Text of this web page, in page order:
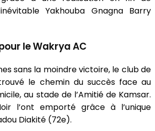
Yakhouba Gnagna Barry
le Wakrya AC
sans la moindre victoire, le club de
le chemin du succès face au
au stade de l’Amitié de Kamsar.
l’ont emporté grâce à l’unique
Diakité (72e).